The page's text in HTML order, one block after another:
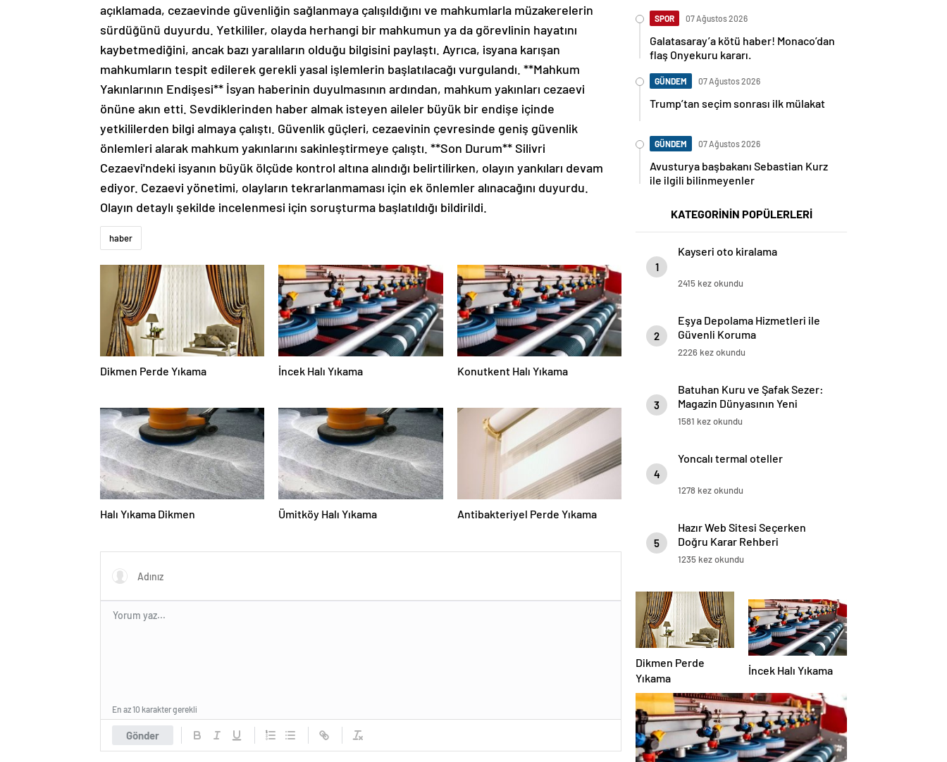
açıklamada, cezaevinde güvenliğin sağlanmaya çalışıldığını ve mahkumlarla müzakerelerin
sürdüğünü duyurdu. Yetkililer, olayda herhangi bir mahkumun ya da görevlinin hayatını
kaybetmediğini, ancak bazı yaralıların olduğu bilgisini paylaştı. Ayrıca, isyana karışan
mahkumların tespit edilerek gerekli yasal işlemlerin başlatılacağı vurgulandı. **Mahkum
Yakınlarının Endişesi** İsyan haberinin duyulmasının ardından, mahkum yakınları cezaevi
önüne akın etti. Sevdiklerinden haber almak isteyen aileler büyük bir endişe içinde
yetkililerden bilgi almaya çalıştı. Güvenlik güçleri, cezaevinin çevresinde geniş güvenlik
önlemleri alarak mahkum yakınlarını sakinleştirmeye çalıştı. **Son Durum** Silivri
Cezaevi'ndeki isyanın büyük ölçüde kontrol altına alındığı belirtilirken, olayın yankıları devam
ediyor. Cezaevi yönetimi, olayların tekrarlanmaması için ek önlemler alınacağını duyurdu.
Olayın detaylı şekilde incelenmesi için soruşturma başlatıldığı bildirildi.
haber
Dikmen Perde Yıkama İncek Halı Yıkama Konutkent Halı Yıkama
Halı Yıkama Dikmen Ümitköy Halı Yıkama Antibakteriyel Perde Yıkama
Gönder
En az 10 karakter gerekli
SPOR 07 Ağustos 2026
Galatasaray’a kötü haber! Monaco’dan
flaş Onyekuru kararı.
GÜNDEM 07 Ağustos 2026
Trump’tan seçim sonrası ilk mülakat
GÜNDEM 07 Ağustos 2026
Avusturya başbakanı Sebastian Kurz
ile ilgili bilinmeyenler
KATEGORİNİN POPÜLERLERİ
1
Kayseri oto kiralama
2415 kez okundu
2
Eşya Depolama Hizmetleri ile
Güvenli Koruma
2226 kez okundu
3
Batuhan Kuru ve Şafak Sezer:
Magazin Dünyasının Yeni
“Dynamic Duo”su!
1581 kez okundu
4
Yoncalı termal oteller
1278 kez okundu
5
Hazır Web Sitesi Seçerken
Doğru Karar Rehberi
1235 kez okundu
Dikmen Perde
Yıkama
İncek Halı Yıkama